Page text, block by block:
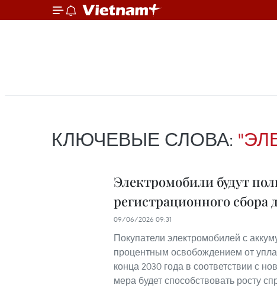
КЛЮЧЕВЫЕ СЛОВА:
Электромобили будут
регистрационного сбора
09/06/2026 09:31
Покупатели электромобилей с
процентным освобождением от
конца 2030 года в соответствии с
мера будет способствовать росту